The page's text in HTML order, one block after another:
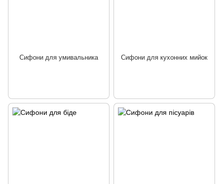
Сифони для умивальника Сифони для кухонних мийок